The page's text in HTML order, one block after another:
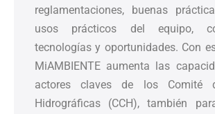
reglamentaciones, buenas
usos prácticos del equipo,
tecnologías y oportunidades. Con
MiAMBIENTE aumenta las
actores claves de los Comité
Hidrográficas (CCH), también